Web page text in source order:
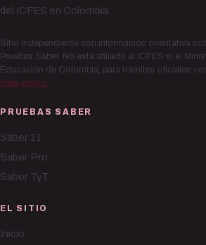
del ICFES en Colombia.
Sitio independiente con información orientativa
Pruebas Saber. No está afiliado al ICFES ni al
Educación de Colombia; para trámites oficiales
icfes.gov.co
PRUEBAS SABER
Saber 11
Saber Pro
Saber TyT
EL SITIO
Inicio